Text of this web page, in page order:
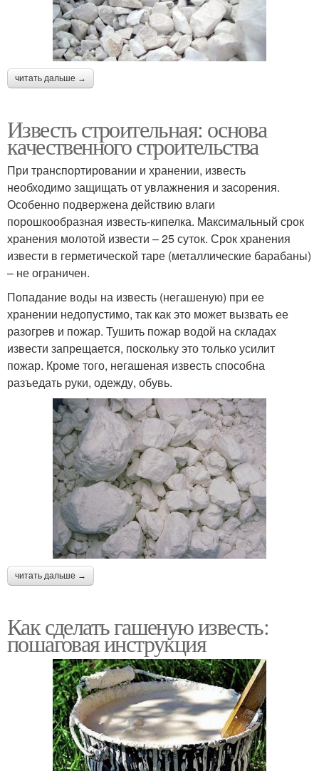
читать дальше →
Известь строительная: основа
качественного строительства
При транспортировании и хранении, известь
необходимо защищать от увлажнения и засорения.
Особенно подвержена действию влаги
порошкообразная известь-кипелка. Максимальный срок
хранения молотой извести – 25 суток. Срок хранения
извести в герметической таре (металлические барабаны)
– не ограничен.
Попадание воды на известь (негашеную) при ее
хранении недопустимо, так как это может вызвать ее
разогрев и пожар. Тушить пожар водой на складах
извести запрещается, поскольку это только усилит
пожар. Кроме того, негашеная известь способна
разъедать руки, одежду, обувь.
читать дальше →
Как сделать гашеную известь:
пошаговая инструкция